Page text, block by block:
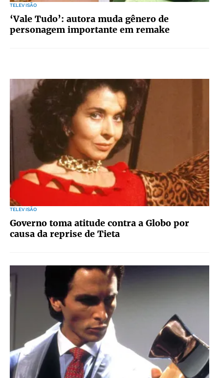
TELEVISÃO
‘Vale Tudo’: autora muda gênero de
personagem importante em remake
TELEVISÃO
Governo toma atitude contra a Globo por
causa da reprise de Tieta